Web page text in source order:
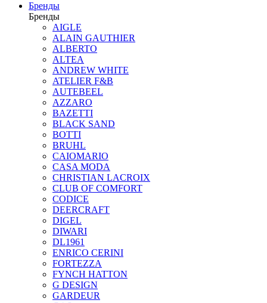
Бренды
Бренды
AIGLE
ALAIN GAUTHIER
ALBERTO
ALTEA
ANDREW WHITE
ATELIER F&B
AUTEBEEL
AZZARO
BAZETTI
BLACK SAND
BOTTI
BRUHL
CAIOMARIO
CASA MODA
CHRISTIAN LACROIX
CLUB OF COMFORT
CODICE
DEERCRAFT
DIGEL
DIWARI
DL1961
ENRICO CERINI
FORTEZZA
FYNCH HATTON
G DESIGN
GARDEUR